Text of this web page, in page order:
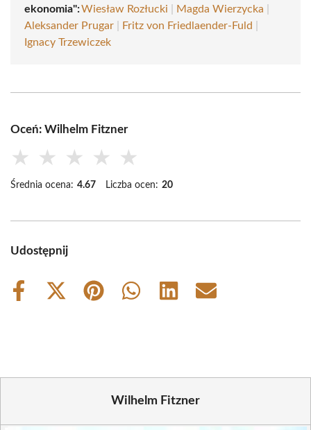
ekonomia":Wiesław Rozłucki Magda Wierzycka
Aleksander Prugar
Fritz von Friedlaender-Fuld
Ignacy Trzewiczek
Oceń: Wilhelm Fitzner
★ ★ ★ ★ ★
Średnia ocena: 4.67 Liczba ocen: 20
Udostępnij
Share
Share
Share
Share
Share
Share
Wilhelm Fitzner